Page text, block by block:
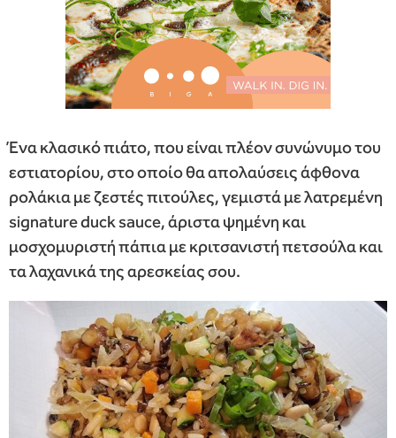
Ένα κλασικό πιάτο, που είναι πλέον συνώνυμο του
εστιατορίου, στο οποίο θα απολαύσεις άφθονα
ρολάκια με ζεστές πιτούλες, γεμιστά με λατρεμένη
signature duck sauce, άριστα ψημένη και
μοσχομυριστή πάπια με κριτσανιστή πετσούλα και
τα λαχανικά της αρεσκείας σου.